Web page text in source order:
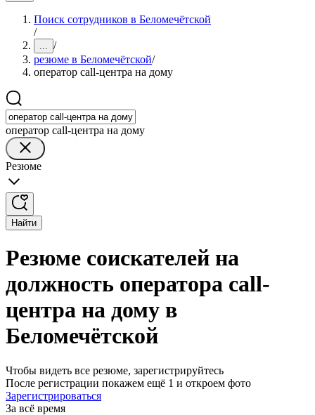
Поиск сотрудников в Беломечётской
/
... /
резюме в Беломечётской/
оператор call-центра на дому
оператор call-центра на дому
Резюме
Найти
Резюме соискателей на
должность оператора call-
центра на дому в
Беломечётской
Чтобы видеть все резюме, зарегистрируйтесь
После регистрации покажем ещё 1 и откроем фото
Зарегистрироваться
За всё время